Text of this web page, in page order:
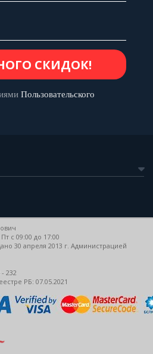
Пользовательского
c 09:00 до 17:00
30 апреля 2013 г. Администрацией
232
РБ: 07.05.2021